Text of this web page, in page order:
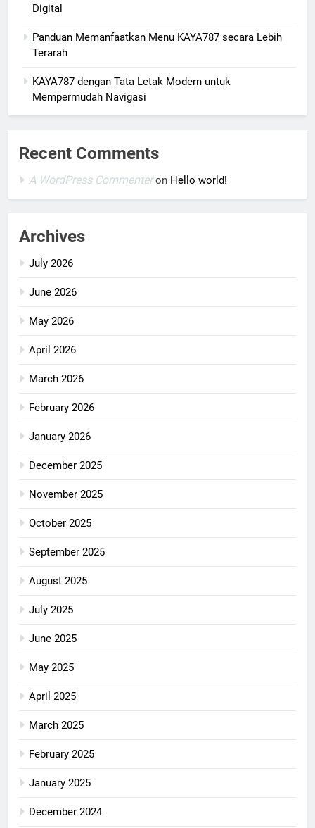
Digital
Panduan Memanfaatkan Menu KAYA787 secara Lebih
Terarah
KAYA787 dengan Tata Letak Modern untuk
Mempermudah Navigasi
Recent Comments
A WordPress Commenteron Hello world!
Archives
July 2026
June 2026
May 2026
April 2026
March 2026
February 2026
January 2026
December 2025
November 2025
October 2025
September 2025
August 2025
July 2025
June 2025
May 2025
April 2025
March 2025
February 2025
January 2025
December 2024